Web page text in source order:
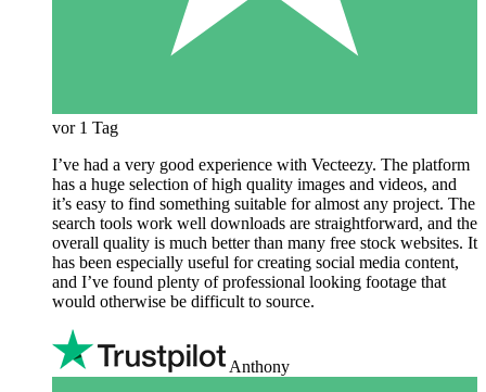
vor 1 Tag
I’ve had a very good experience with Vecteezy. The platform
has a huge selection of high quality images and videos, and
it’s easy to find something suitable for almost any project. The
search tools work well downloads are straightforward, and the
overall quality is much better than many free stock websites. It
has been especially useful for creating social media content,
and I’ve found plenty of professional looking footage that
would otherwise be difficult to source.
Anthony